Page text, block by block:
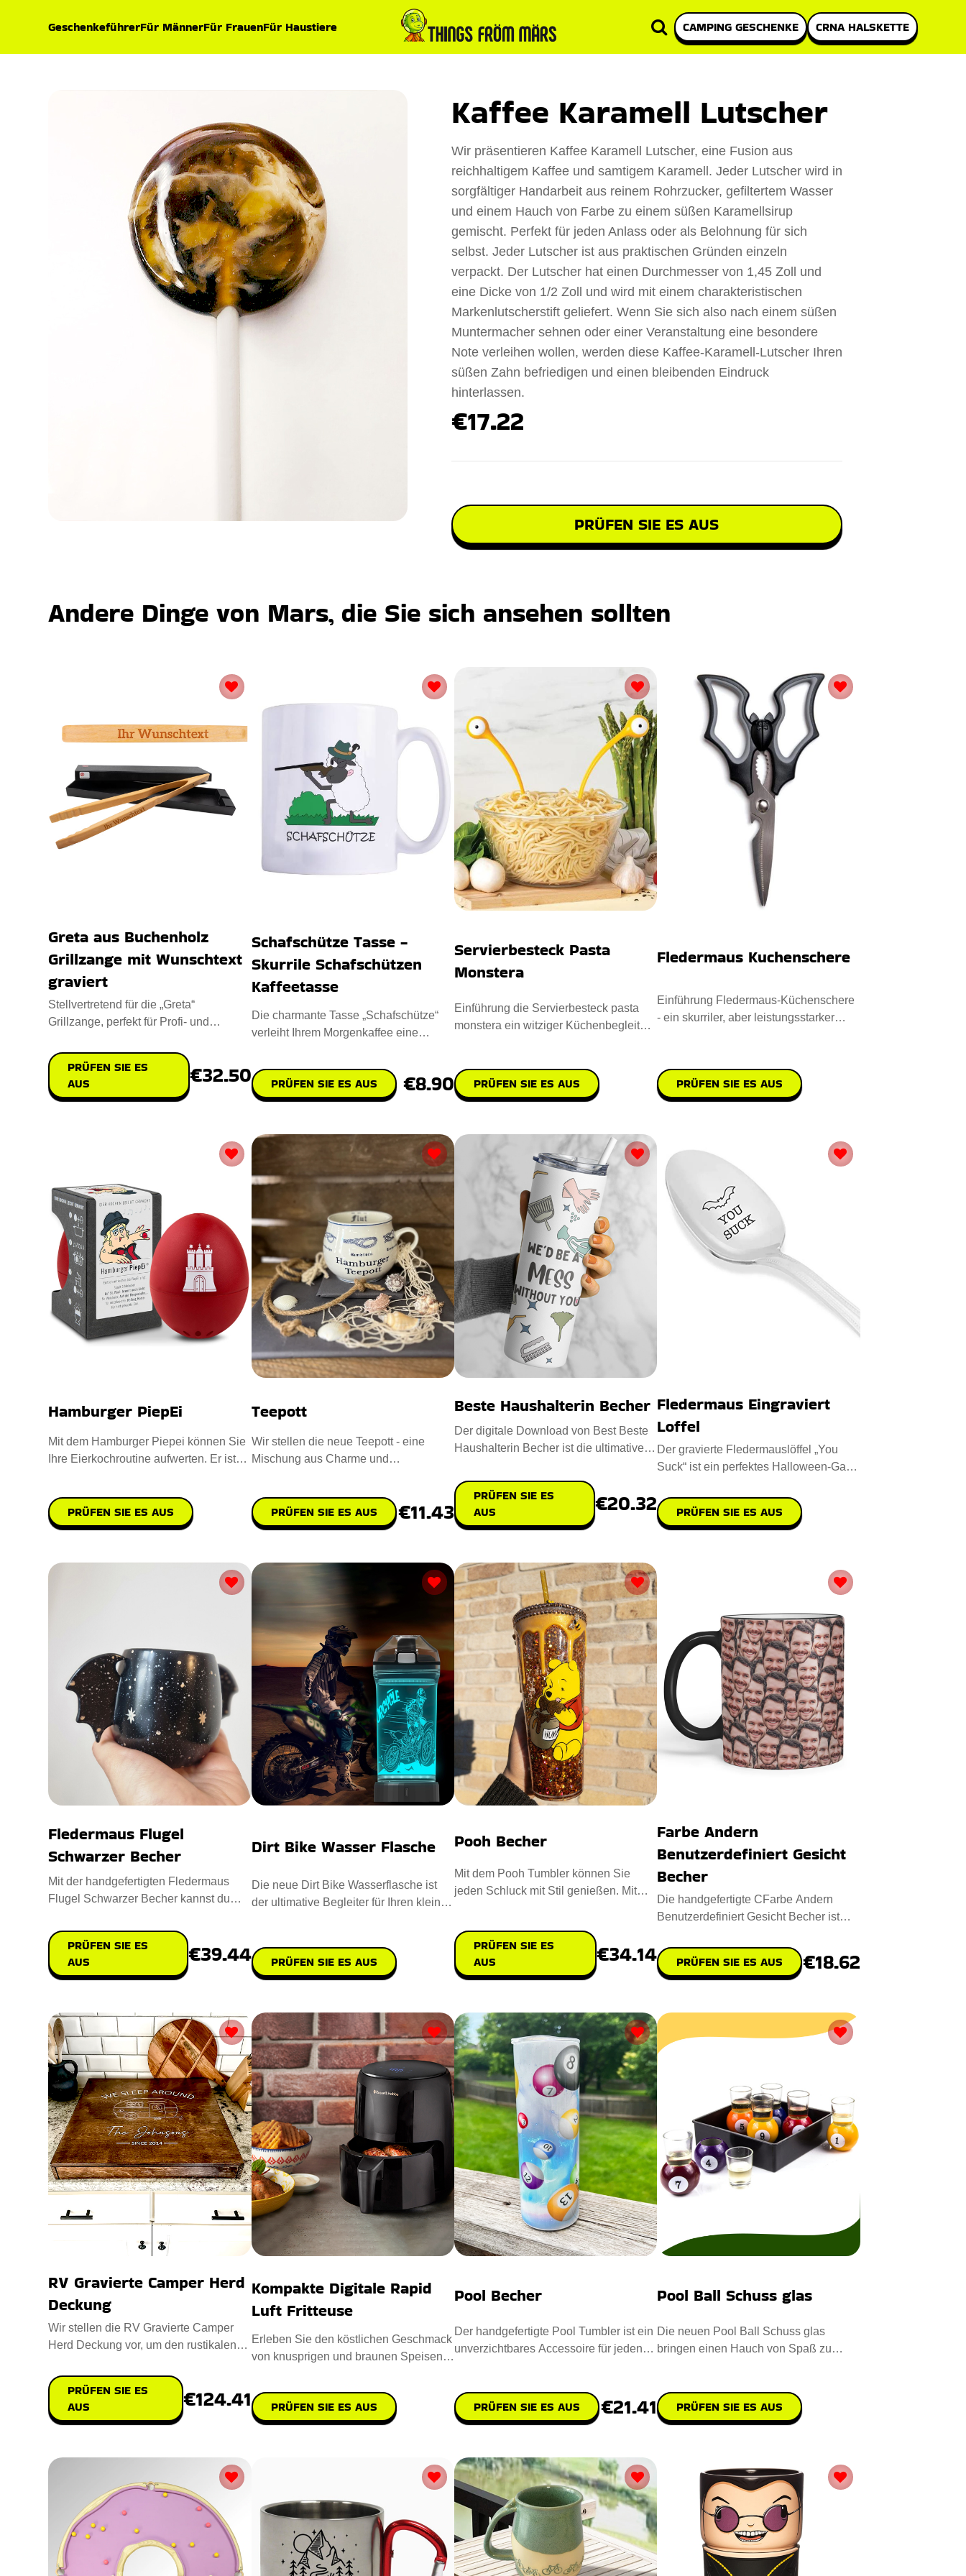
GeschenkeführerFür MännerFür FrauenFür Haustiere CAMPING GESCHENKE CRNA HALSKETTE
Kaffee Karamell Lutscher
Wir präsentieren Kaffee Karamell Lutscher, eine Fusion aus
reichhaltigem Kaffee und samtigem Karamell. Jeder Lutscher wird in
sorgfältiger Handarbeit aus reinem Rohrzucker, gefiltertem Wasser
und einem Hauch von Farbe zu einem süßen Karamellsirup
gemischt. Perfekt für jeden Anlass oder als Belohnung für sich
selbst. Jeder Lutscher ist aus praktischen Gründen einzeln
verpackt. Der Lutscher hat einen Durchmesser von 1,45 Zoll und
eine Dicke von 1/2 Zoll und wird mit einem charakteristischen
Markenlutscherstift geliefert. Wenn Sie sich also nach einem süßen
Muntermacher sehnen oder einer Veranstaltung eine besondere
Note verleihen wollen, werden diese Kaffee-Karamell-Lutscher Ihren
süßen Zahn befriedigen und einen bleibenden Eindruck
hinterlassen.
€17.22
PRÜFEN SIE ES AUS
Andere Dinge von Mars, die Sie sich ansehen sollten
Greta aus Buchenholz
Grillzange mit Wunschtext
graviert
Stellvertretend für die „Greta“
Grillzange, perfekt für Profi- und
PRÜFEN SIE ES
AUS
€32.50
Schafschütze Tasse -
Skurrile Schafschützen
Kaffeetasse
Die charmante Tasse „Schafschütze“
verleiht Ihrem Morgenkaffee eine
PRÜFEN SIE ES AUS €8.90
Servierbesteck Pasta
Monstera
Einführung die Servierbesteck pasta
monstera ein witziger Küchenbegleiter.
PRÜFEN SIE ES AUS
Fledermaus Kuchenschere
Einführung Fledermaus-Küchenschere
- ein skurriler, aber leistungsstarker
PRÜFEN SIE ES AUS
Hamburger PiepEi
Mit dem Hamburger Piepei können Sie
Ihre Eierkochroutine aufwerten. Er ist
PRÜFEN SIE ES AUS
Teepott
Wir stellen die neue Teepott - eine
Mischung aus Charme und
PRÜFEN SIE ES AUS €11.43
Beste Haushalterin Becher
Der digitale Download von Best Beste
Haushalterin Becher ist die ultimative
PRÜFEN SIE ES
AUS
€20.32
Fledermaus Eingraviert
Loffel
Der gravierte Fledermauslöffel „You
Suck“ ist ein perfektes Halloween-Gag-
PRÜFEN SIE ES AUS
Fledermaus Flugel
Schwarzer Becher
Mit der handgefertigten Fledermaus
Flugel Schwarzer Becher kannst du
PRÜFEN SIE ES
AUS
€39.44
Dirt Bike Wasser Flasche
Die neue Dirt Bike Wasserflasche ist
der ultimative Begleiter für Ihren kleinen
PRÜFEN SIE ES AUS
Pooh Becher
Mit dem Pooh Tumbler können Sie
jeden Schluck mit Stil genießen. Mit
PRÜFEN SIE ES
AUS
€34.14
Farbe Andern
Benutzerdefiniert Gesicht
Becher
Die handgefertigte CFarbe Andern
Benutzerdefiniert Gesicht Becher ist
PRÜFEN SIE ES AUS €18.62
RV Gravierte Camper Herd
Deckung
Wir stellen die RV Gravierte Camper
Herd Deckung vor, um den rustikalen
PRÜFEN SIE ES
AUS
€124.41
Kompakte Digitale Rapid
Luft Fritteuse
Erleben Sie den köstlichen Geschmack
von knusprigen und braunen Speisen
PRÜFEN SIE ES AUS
Pool Becher
Der handgefertigte Pool Tumbler ist ein
unverzichtbares Accessoire für jeden
PRÜFEN SIE ES AUS €21.41
Pool Ball Schuss glas
Die neuen Pool Ball Schuss glas
bringen einen Hauch von Spaß zu
PRÜFEN SIE ES AUS